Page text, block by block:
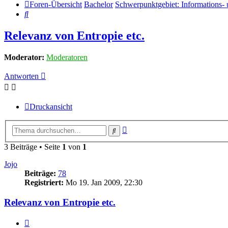
Foren-Übersicht Bachelor Schwerpunktgebiet:
Suche
Relevanz von Entropie etc.
Moderator: Moderatoren
Antworten
Druckansicht
Suche
3 Beiträge • Seite 1 von 1
Jojo
Beiträge: 78
Registriert: Mo 19. Jan 2009, 22:30
Relevanz von Entropie etc.